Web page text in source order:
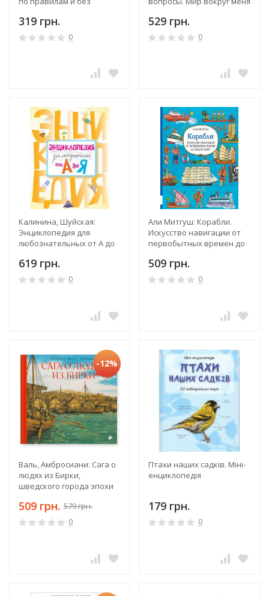
319 грн.
0
529 грн.
0
Калинина, Шуйская:
Энциклопедия для
любознательных от А до
619 грн.
0
Али Митгуш: Корабли.
Искусство навигации от
первобытных времен до
509 грн.
0
-12%
Валь, Амбросиани: Сага о
людях из Бирки,
шведского города эпохи
509 грн. 579 грн.
0
Птахи наших садків. Міні-
енциклопедія
179 грн.
0